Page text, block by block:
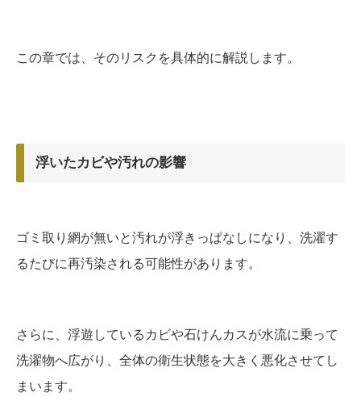
この章では、そのリスクを具体的に解説します。
浮いたカビや汚れの影響
ゴミ取り網が無いと汚れが浮きっぱなしになり、洗濯す
るたびに再汚染される可能性があります。
さらに、浮遊しているカビや石けんカスが水流に乗って
洗濯物へ広がり、全体の衛生状態を大きく悪化させてし
まいます。